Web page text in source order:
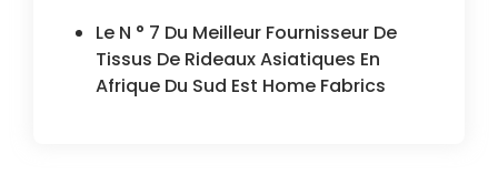
Le N ° 7 Du Meilleur Fournisseur De
Tissus De Rideaux Asiatiques En
Afrique Du Sud Est Home Fabrics